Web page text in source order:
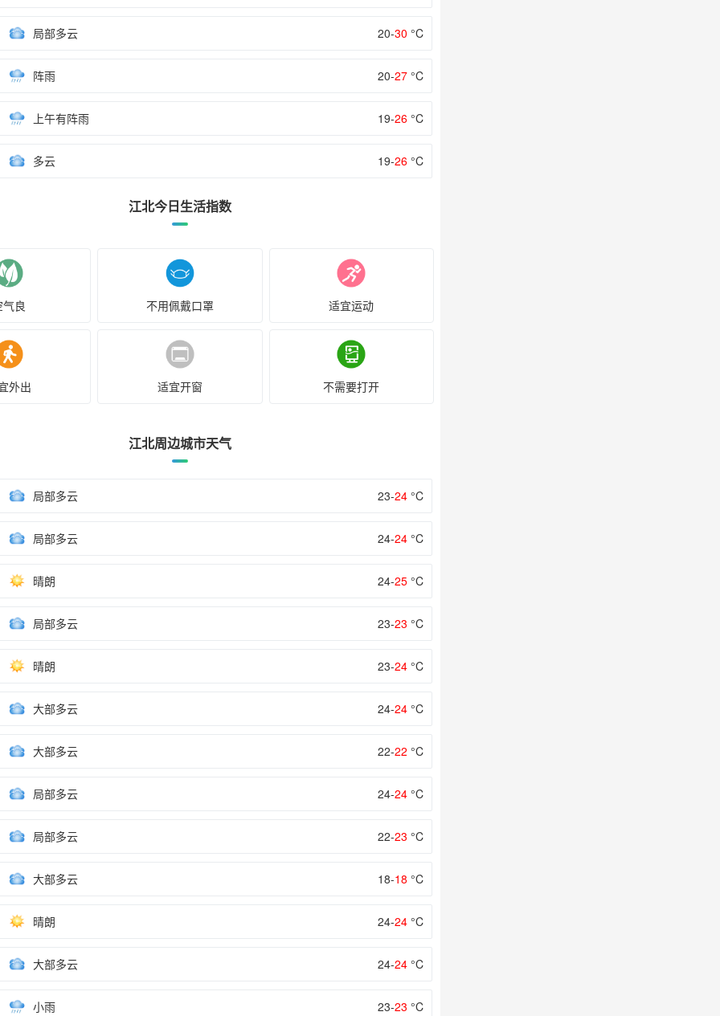
局部多云 20-30 °C
阵雨 20-27 °C
上午有阵雨 19-26 °C
多云 19-26 °C
江北今日生活指数
气良 不用佩戴口罩 适宜运动
外出 适宜开窗 不需要打开
江北周边城市天气
局部多云 23-24 °C
局部多云 24-24 °C
晴朗 24-25 °C
局部多云 23-23 °C
晴朗 23-24 °C
大部多云 24-24 °C
大部多云 22-22 °C
局部多云 24-24 °C
局部多云 22-23 °C
大部多云 18-18 °C
晴朗 24-24 °C
大部多云 24-24 °C
小雨 23-23 °C